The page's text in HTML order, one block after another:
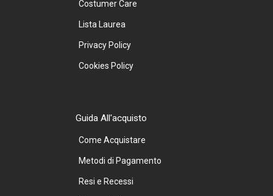
Costumer Care
Lista Laurea
Privacy Policy
Cookies Policy
Guida All'acquisto
Come Acquistare
Metodi di Pagamento
Resi e Recessi